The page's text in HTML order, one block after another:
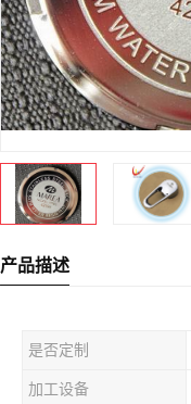
产品描述
是否定制
加工设备